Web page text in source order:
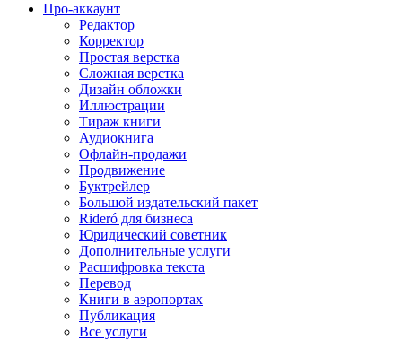
Про-аккаунт
Редактор
Корректор
Простая верстка
Сложная верстка
Дизайн обложки
Иллюстрации
Тираж книги
Аудиокнига
Офлайн-продажи
Продвижение
Буктрейлер
Большой издательский пакет
Rideró для бизнеса
Юридический советник
Дополнительные услуги
Расшифровка текста
Перевод
Книги в аэропортах
Публикация
Все услуги